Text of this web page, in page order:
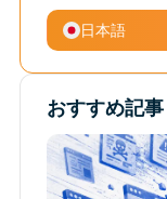
日本語
おすすめ記事